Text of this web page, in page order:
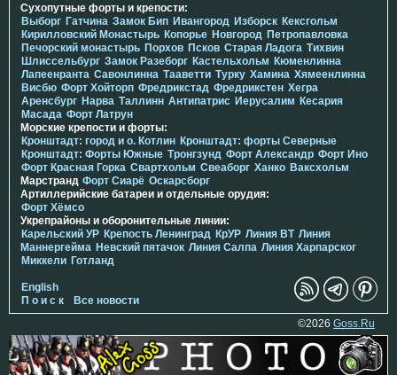
Сухопутные форты и крепости:
Выборг Гатчина Замок Бип Ивангород Изборск Кексгольм
Кирилловский Монастырь Копорье Новгород Петропавловка
Печорcкий монастырь Порхов Псков Старая Ладога Тихвин
Шлиссельбург Замок Разеборг Кастельхольм Кюменлинна
Лапеенранта Савонлинна Тааветти Турку Хамина Хямеенлинна
Висбю Форт Хойторп Фредрикстад Фредрикстен Хегра
Аренсбург Нарва Таллинн Антипатрис Иерусалим Кесария
Масада Форт Латрун
Морские крепости и форты:
Кронштадт: город и о. Котлин Кронштадт: форты Северные
Кронштадт: Форты Южные Тронгзунд Форт Александр Форт Ино
Форт Красная Горка Свартхольм Свеаборг Ханко Ваксхольм
Марстранд Форт Сиарё Оскарсборг
Артиллерийские батареи и отдельные орудия:
Форт Хёмсо
Укрепрайоны и оборонительные линии:
Карельский УР Крепость Ленинград КрУР Линия ВТ Линия
Маннергейма Невский пятачок Линия Салпа Линия Харпарског
Миккели Готланд
English
П о и с к
Все новости
©2026 Goss.Ru